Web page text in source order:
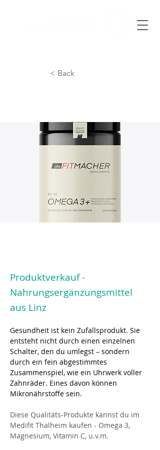
< Back
Produktverkauf -
Nahrungsergänzungsmittel
aus Linz
Gesundheit ist kein Zufallsprodukt. Sie
entsteht nicht durch einen einzelnen
Schalter, den du umlegst – sondern
durch ein fein abgestimmtes
Zusammenspiel, wie ein Uhrwerk voller
Zahnräder. Eines davon können
Mikronährstoffe sein.
Diese Qualitäts-Produkte kannst du im
Medifit Thalheim kaufen - Omega 3,
Magnesium, Vitamin C, u.v.m.